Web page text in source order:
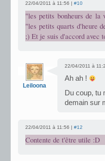
22/04/2011 à 11:56 | #10
"les petits bonheurs de la
"les petits quarts d'heure
;) Et je suis d'accord avec
Leiloona
22/04/2011 à
Ah ah !
Du coup, tu
demain sur
22/04/2011 à 11:56 | #12
Contente de t'être utile :D